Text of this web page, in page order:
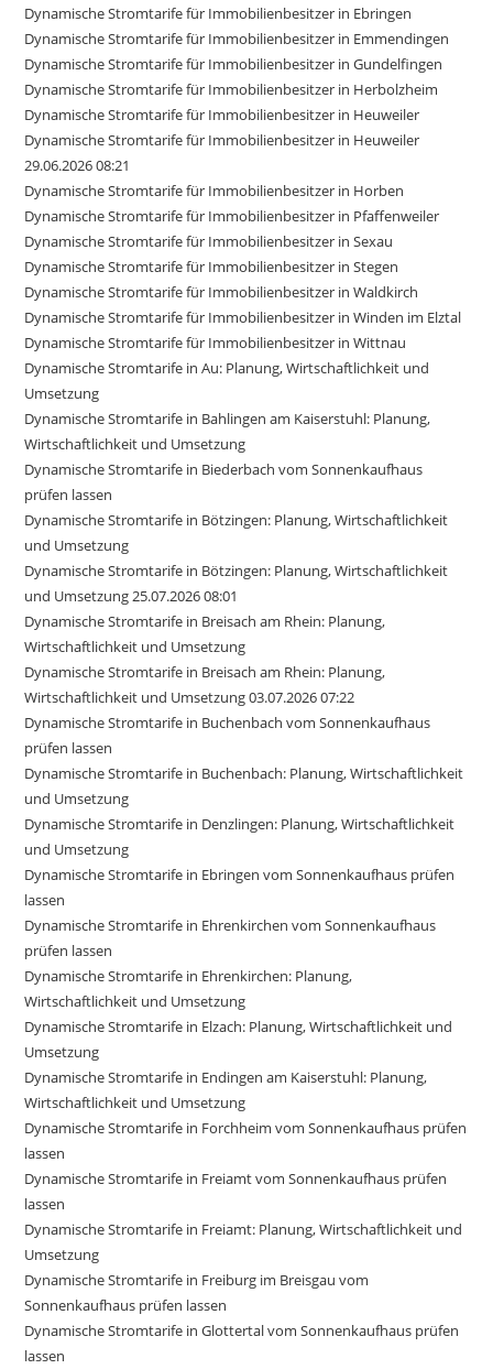
Dynamische Stromtarife für Immobilienbesitzer in Ebringen
Dynamische Stromtarife für Immobilienbesitzer in Emmendingen
Dynamische Stromtarife für Immobilienbesitzer in Gundelfingen
Dynamische Stromtarife für Immobilienbesitzer in Herbolzheim
Dynamische Stromtarife für Immobilienbesitzer in Heuweiler
Dynamische Stromtarife für Immobilienbesitzer in Heuweiler
29.06.2026 08:21
Dynamische Stromtarife für Immobilienbesitzer in Horben
Dynamische Stromtarife für Immobilienbesitzer in Pfaffenweiler
Dynamische Stromtarife für Immobilienbesitzer in Sexau
Dynamische Stromtarife für Immobilienbesitzer in Stegen
Dynamische Stromtarife für Immobilienbesitzer in Waldkirch
Dynamische Stromtarife für Immobilienbesitzer in Winden im Elztal
Dynamische Stromtarife für Immobilienbesitzer in Wittnau
Dynamische Stromtarife in Au: Planung, Wirtschaftlichkeit und
Umsetzung
Dynamische Stromtarife in Bahlingen am Kaiserstuhl: Planung,
Wirtschaftlichkeit und Umsetzung
Dynamische Stromtarife in Biederbach vom Sonnenkaufhaus
prüfen lassen
Dynamische Stromtarife in Bötzingen: Planung, Wirtschaftlichkeit
und Umsetzung
Dynamische Stromtarife in Bötzingen: Planung, Wirtschaftlichkeit
und Umsetzung 25.07.2026 08:01
Dynamische Stromtarife in Breisach am Rhein: Planung,
Wirtschaftlichkeit und Umsetzung
Dynamische Stromtarife in Breisach am Rhein: Planung,
Wirtschaftlichkeit und Umsetzung 03.07.2026 07:22
Dynamische Stromtarife in Buchenbach vom Sonnenkaufhaus
prüfen lassen
Dynamische Stromtarife in Buchenbach: Planung, Wirtschaftlichkeit
und Umsetzung
Dynamische Stromtarife in Denzlingen: Planung, Wirtschaftlichkeit
und Umsetzung
Dynamische Stromtarife in Ebringen vom Sonnenkaufhaus prüfen
lassen
Dynamische Stromtarife in Ehrenkirchen vom Sonnenkaufhaus
prüfen lassen
Dynamische Stromtarife in Ehrenkirchen: Planung,
Wirtschaftlichkeit und Umsetzung
Dynamische Stromtarife in Elzach: Planung, Wirtschaftlichkeit und
Umsetzung
Dynamische Stromtarife in Endingen am Kaiserstuhl: Planung,
Wirtschaftlichkeit und Umsetzung
Dynamische Stromtarife in Forchheim vom Sonnenkaufhaus prüfen
lassen
Dynamische Stromtarife in Freiamt vom Sonnenkaufhaus prüfen
lassen
Dynamische Stromtarife in Freiamt: Planung, Wirtschaftlichkeit und
Umsetzung
Dynamische Stromtarife in Freiburg im Breisgau vom
Sonnenkaufhaus prüfen lassen
Dynamische Stromtarife in Glottertal vom Sonnenkaufhaus prüfen
lassen